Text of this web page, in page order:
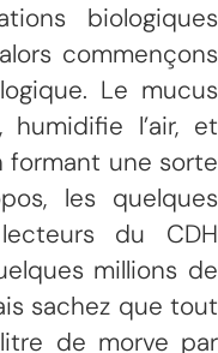
biologiques
commençons
Le mucus
humidifie l’air, et
formant une sorte
les quelques
du CDH
millions de
sachez que tout
de morve par